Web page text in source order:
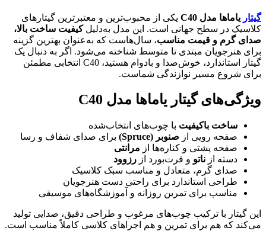
گیتار یاماها مدل C40
یکی از محبوب‌ترین و معتبرترین گیتارهای
کلاسیک در سطح جهانی است. این مدل به‌دلیل کیفیت ساخت بالا،
صدای گرم و قیمت مناسب، سال‌هاست که به‌عنوان بهترین گزینه
برای هنرجویان مبتدی تا متوسط شناخته می‌شود. اگر به دنبال یک
گیتار استاندارد، خوش‌صدا و بادوام هستید، C40 انتخابی مطمئن
برای شروع مسیر نوازندگی شماست.
ویژگی‌های گیتار یاماها مدل C40
ساخت باکیفیت با چوب‌های انتخاب‌شده
صفحه رویی از صنوبر (Spruce)
برای صدای شفاف و رسا
صفحه پشتی و کناره‌ها از مرانتی
دسته از ناتو و فرت‌بورد از رزوود
صدای گرم، متعادل و مناسب سبک کلاسیک
طراحی استاندارد برای راحتی دست هنرجویان
مناسب برای تمرین روزانه و آموزشگاه‌های موسیقی
این گیتار با ترکیب چوب‌های مرغوب و طراحی دقیق، صدایی تولید
می‌کند که هم برای تمرین و هم اجراهای کلاسی کاملاً مناسب است.